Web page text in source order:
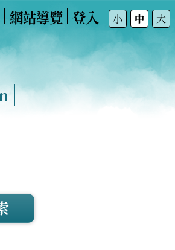
網站導覽 登入 小 中 大